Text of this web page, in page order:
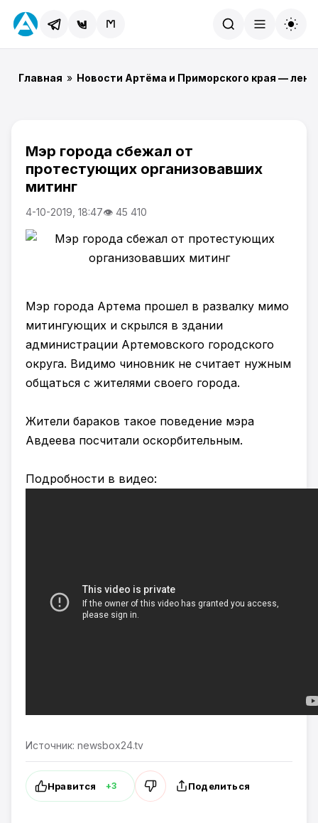
Главная » Новости Артёма и Приморского края —
Мэр города сбежал от
протестующих организовавших
митинг
4-10-2019, 18:47👁 45 410
Мэр города Артема прошел в развалку мимо
митингующих и скрылся в здании
администрации Артемовского городского
округа. Видимо чиновник не считает нужным
общаться с жителями своего города.
Жители бараков такое поведение мэра
Авдеева посчитали оскорбительным.
Подробности в видео:
Источник: newsbox24.tv
Нравится +3 Поделиться